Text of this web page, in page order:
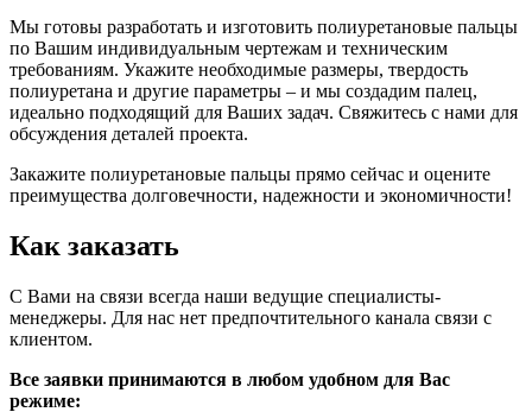
Мы готовы разработать и изготовить полиуретановые пальцы
по Вашим индивидуальным чертежам и техническим
требованиям. Укажите необходимые размеры, твердость
полиуретана и другие параметры – и мы создадим палец,
идеально подходящий для Ваших задач. Свяжитесь с нами для
обсуждения деталей проекта.
Закажите полиуретановые пальцы прямо сейчас и оцените
преимущества долговечности, надежности и экономичности!
Как заказать
С Вами на связи всегда наши ведущие специалисты-
менеджеры. Для нас нет предпочтительного канала связи с
клиентом.
Все заявки принимаются в любом удобном для Вас
режиме: